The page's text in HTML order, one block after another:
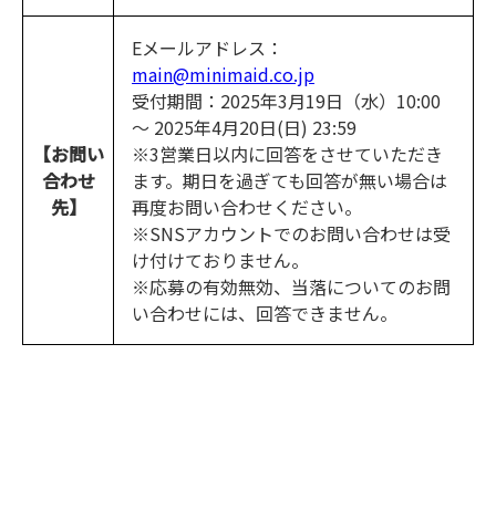
【お問い
合わせ
先】
Eメールアドレス：
main@minimaid.co.jp
受付期間：2025年3月19日（水）10:00
～ 2025年4月20日(日) 23:59
※3営業日以内に回答をさせていただき
ます。期日を過ぎても回答が無い場合は
再度お問い合わせください。
※SNSアカウントでのお問い合わせは受
け付けておりません。
※応募の有効無効、当落についてのお問
い合わせには、回答できません。